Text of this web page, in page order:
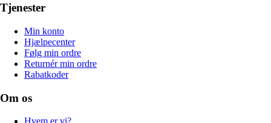
Tjenester
Min konto
Hjælpecenter
Følg min ordre
Returnér min ordre
Rabatkoder
Om os